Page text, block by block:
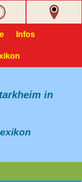
Infos
in